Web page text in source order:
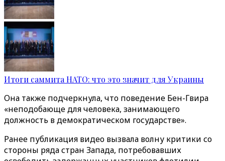
Итоги саммита НАТО: что это значит для Украины
Она также подчеркнула, что поведение Бен-Гвира
«неподобающе для человека, занимающего
должность в демократическом государстве».
Ранее публикация видео вызвала волну критики со
стороны ряда стран Запада, потребовавших